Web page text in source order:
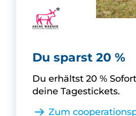
Arche Warder -
Du sparst 20 %
Du erhältst 20 %
deine Tagestickets.
Zum